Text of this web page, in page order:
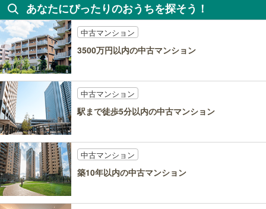
あなたにぴったりのおうちを探そう！
中古マンション
3500万円以内の中古マンション
中古マンション
駅まで徒歩5分以内の中古マンション
中古マンション
築10年以内の中古マンション